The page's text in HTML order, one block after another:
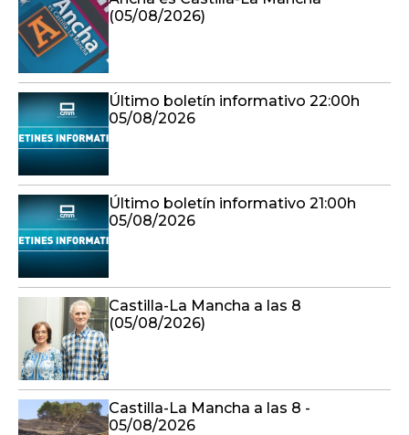
(05/08/2026)
Último boletín informativo 22:00h
05/08/2026
Último boletín informativo 21:00h
05/08/2026
Castilla-La Mancha a las 8
(05/08/2026)
Castilla-La Mancha a las 8 -
05/08/2026